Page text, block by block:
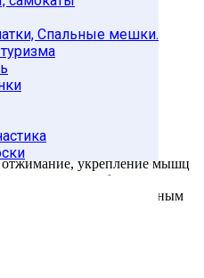
Спальные мешки.
(места хвата покрыты
коробка
для выполнения
укрепление мышц
очень удобен в
наиболее распространенным
быстро и надежно
а также имеет
хвата, что снижает
упражнений на нем.